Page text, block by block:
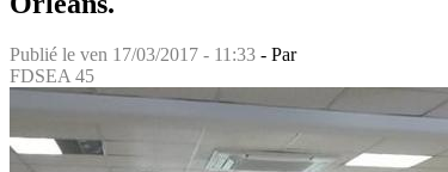
Publié le ven 17/03/2017 - 11:33 - Par
FDSEA 45